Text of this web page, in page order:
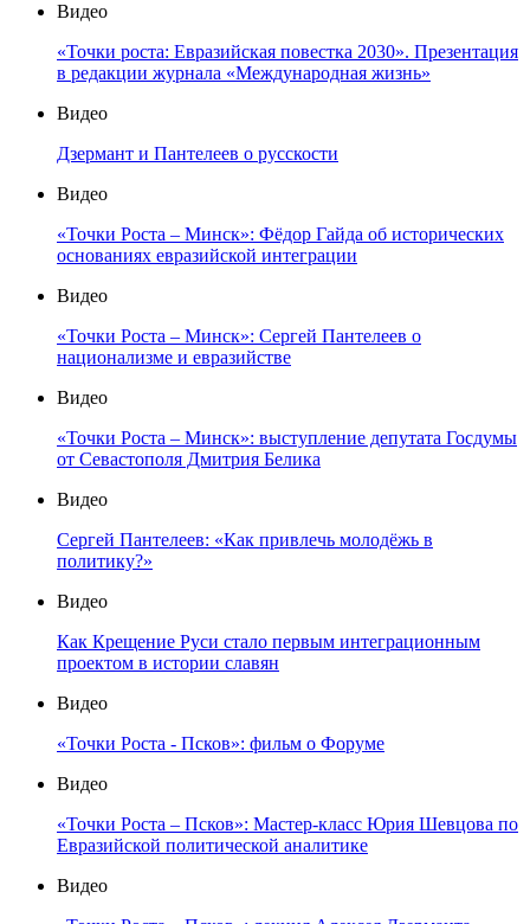
Видео
«Точки роста: Евразийская повестка 2030». Презентация
в редакции журнала «Международная жизнь»
Видео
Дзермант и Пантелеев о русскости
Видео
«Точки Роста – Минск»: Фёдор Гайда об исторических
основаниях евразийской интеграции
Видео
«Точки Роста – Минск»: Сергей Пантелеев о
национализме и евразийстве
Видео
«Точки Роста – Минск»: выступление депутата Госдумы
от Севастополя Дмитрия Белика
Видео
Сергей Пантелеев: «Как привлечь молодёжь в
политику?»
Видео
Как Крещение Руси стало первым интеграционным
проектом в истории славян
Видео
«Точки Роста - Псков»: фильм о Форуме
Видео
«Точки Роста – Псков»: Мастер-класс Юрия Шевцова по
Евразийской политической аналитике
Видео